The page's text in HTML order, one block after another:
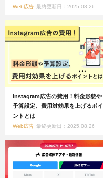
Web広告 最終更新日：2025.08.26
Instagram広告の費用！料金形態や
予算設定、費用対効果を上げるポイ
ントとは
Web広告 最終更新日：2025.08.26